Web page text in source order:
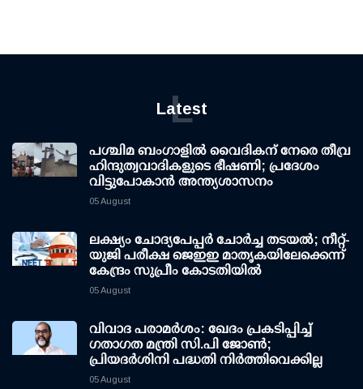
Latest
L
പശ്ചിമ ബംഗാളിൽ വൈദികന് നേരെ തീവ്ര
ഹിന്ദുത്വവാദികളുടെ ഭീഷണി; പ്രദേശം
വിട്ടുപോകാൻ അന്ത്യശാസനം
05 August
ലക്ഷ്യം ചോദ്യപേപ്പര്‍ ചോര്‍ച്ച തടയല്‍; നീറ്റ്-
യുജി പരീക്ഷ ജെഇഇ മാതൃകയിലേക്കെന്ന്
കേന്ദ്രം സുപ്രീം കോടതിയില്‍
05 August
വിവാദ പരാമര്‍ശം: ഖേദം പ്രകടിപ്പിച്ച്
ഗതാഗത മന്ത്രി സി.പി ജോണ്‍;
പ്രിയദര്‍ശിനി പദ്ധതി നിര്‍ത്തിവെക്കില്ല
05 August